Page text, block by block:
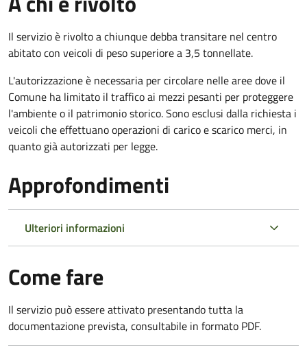
Il servizio è rivolto a chiunque debba transitare nel centro
abitato con veicoli di peso superiore a 3,5 tonnellate.
L'autorizzazione è necessaria per circolare nelle aree dove il
Comune ha limitato il traffico ai mezzi pesanti per proteggere
l'ambiente o il patrimonio storico. Sono esclusi dalla richiesta i
veicoli che effettuano operazioni di carico e scarico merci, in
quanto già autorizzati per legge.
Approfondimenti
Ulteriori informazioni
Come fare
Il servizio può essere attivato presentando tutta la
documentazione prevista, consultabile in formato PDF.